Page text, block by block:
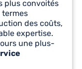
plus convoités
des coûts,
expertise.
une plus-